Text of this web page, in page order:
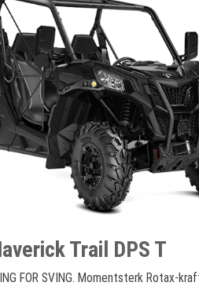
Trail DPS T
FOR SVING. Momentsterk Rotax-